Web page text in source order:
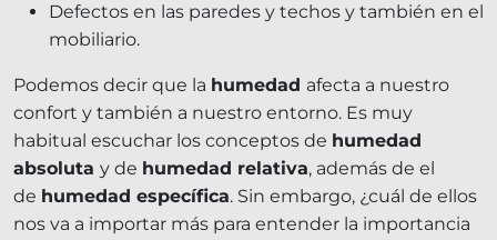
Defectos en las paredes y techos y también en el
mobiliario.
Podemos decir que la humedad afecta a nuestro
confort y también a nuestro entorno. Es muy
habitual escuchar los conceptos de humedad
absoluta y de humedad relativa, además de el
de humedad específica. Sin embargo, ¿cuál de ellos
nos va a importar más para entender la importancia